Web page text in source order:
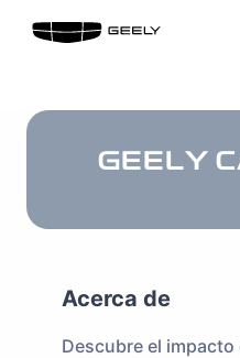
GEELY
Acerca de
Descubre el impacto